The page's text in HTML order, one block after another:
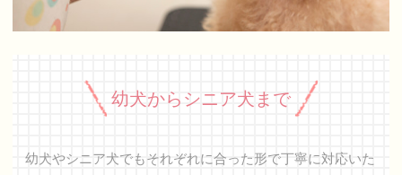
幼犬からシニア犬まで
幼犬やシニア犬でもそれぞれに合った形で丁寧に対応いた